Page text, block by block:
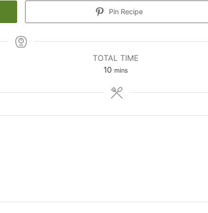
Pin Recipe
TOTAL TIME
10minutes
mins